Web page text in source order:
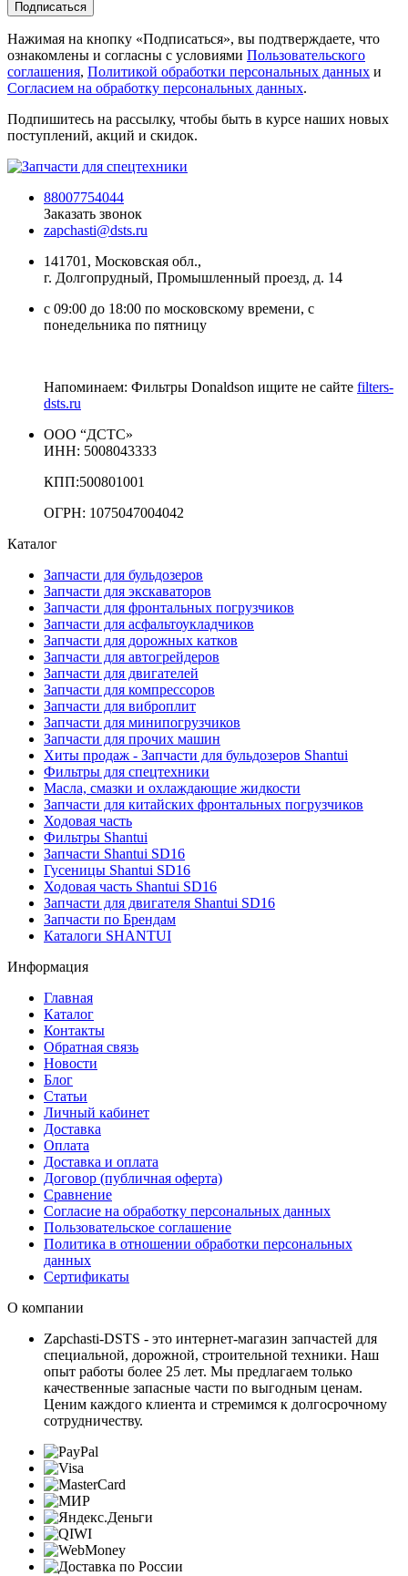
Подписаться
Нажимая на кнопку «Подписаться», вы подтверждаете, что
ознакомлены и согласны с условиями Пользовательского
соглашения, Политикой обработки персональных данных и
Согласием на обработку персональных данных.
Подпишитесь на рассылку, чтобы быть в курсе наших новых
поступлений, акций и скидок.
88007754044
Заказать звонок
zapchasti@dsts.ru
141701, Московская обл.,
г. Долгопрудный, Промышленный проезд, д. 14
с 09:00 до 18:00 по московскому времени, с
понедельника по пятницу
Напоминаем: Фильтры Donaldson ищите не сайте filters-
dsts.ru
ООО “ДСТС»
ИНН: 5008043333
КПП:500801001
ОГРН: 1075047004042
Каталог
Запчасти для бульдозеров
Запчасти для экскаваторов
Запчасти для фронтальных погрузчиков
Запчасти для асфальтоукладчиков
Запчасти для дорожных катков
Запчасти для автогрейдеров
Запчасти для двигателей
Запчасти для компрессоров
Запчасти для виброплит
Запчасти для минипогрузчиков
Запчасти для прочих машин
Хиты продаж - Запчасти для бульдозеров Shantui
Фильтры для спецтехники
Масла, смазки и охлаждающие жидкости
Запчасти для китайских фронтальных погрузчиков
Ходовая часть
Фильтры Shantui
Запчасти Shantui SD16
Гусеницы Shantui SD16
Ходовая часть Shantui SD16
Запчасти для двигателя Shantui SD16
Запчасти по Брендам
Каталоги SHANTUI
Информация
Главная
Каталог
Контакты
Обратная связь
Новости
Блог
Статьи
Личный кабинет
Доставка
Оплата
Доставка и оплата
Договор (публичная оферта)
Сравнение
Согласие на обработку персональных данных
Пользовательское соглашение
Политика в отношении обработки персональных
данных
Сертификаты
О компании
Zapchasti-DSTS - это интернет-магазин запчастей для
специальной, дорожной, строительной техники. Наш
опыт работы более 25 лет. Мы предлагаем только
качественные запасные части по выгодным ценам.
Ценим каждого клиента и стремимся к долгосрочному
сотрудничеству.